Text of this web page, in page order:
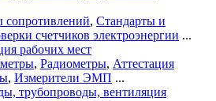
сопротивлений, Стандарты и
счетчиков электроэнергии ...
рабочих мест
, Радиометры, Аттестация
, Измерители ЭМП ...
трубопроводы, вентиляция